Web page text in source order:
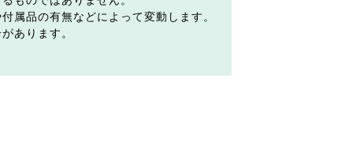
属品の有無などによって変動します。
あります。